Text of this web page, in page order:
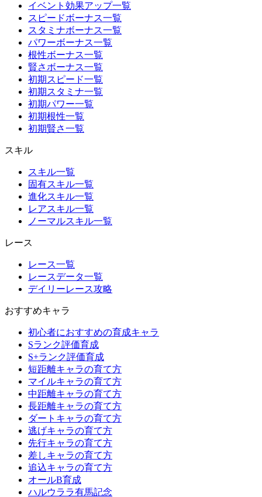
イベント効果アップ一覧
スピードボーナス一覧
スタミナボーナス一覧
パワーボーナス一覧
根性ボーナス一覧
賢さボーナス一覧
初期スピード一覧
初期スタミナ一覧
初期パワー一覧
初期根性一覧
初期賢さ一覧
スキル
スキル一覧
固有スキル一覧
進化スキル一覧
レアスキル一覧
ノーマルスキル一覧
レース
レース一覧
レースデータ一覧
デイリーレース攻略
おすすめキャラ
初心者におすすめの育成キャラ
Sランク評価育成
S+ランク評価育成
短距離キャラの育て方
マイルキャラの育て方
中距離キャラの育て方
長距離キャラの育て方
ダートキャラの育て方
逃げキャラの育て方
先行キャラの育て方
差しキャラの育て方
追込キャラの育て方
オールB育成
ハルウララ有馬記念